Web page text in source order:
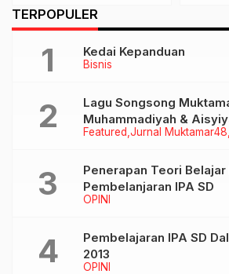
TERPOPULER
Bisnis
Kedai Kepanduan
Featured Jurnal Muktamar48
Lagu Songsong
Muhammadiyah &
OPINI
Penerapan Teori Belajar
Pembelanjaran IPA SD
OPINI
Pembelajaran IPA SD
2013